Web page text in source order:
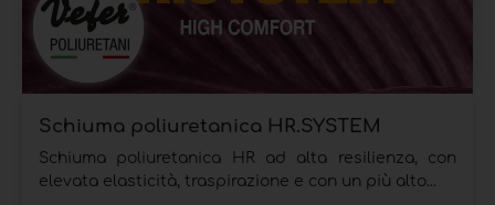
Schiuma poliuretanica HR.SYSTEM
Schiuma poliuretanica HR ad alta resilienza, con
elevata elasticità, traspirazione e con un più alto...